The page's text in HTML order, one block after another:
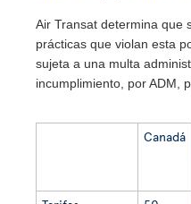
Air Transat determina que
prácticas que violan esta
sujeta a una multa
incumplimiento, por ADM,
Canadá